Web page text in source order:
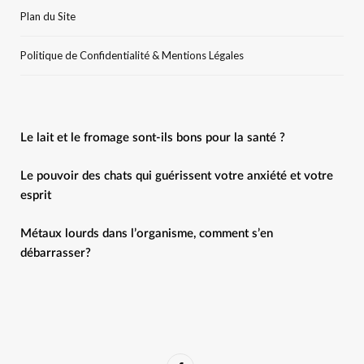
Plan du Site
Politique de Confidentialité & Mentions Légales
Le lait et le fromage sont-ils bons pour la santé ?
Le pouvoir des chats qui guérissent votre anxiété et votre
esprit
Métaux lourds dans l’organisme, comment s’en
débarrasser?